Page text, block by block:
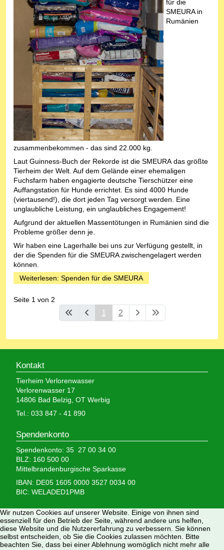
für die
SMEURA in
Rumänien
zusammenbekommen - das sind 22.000 kg.
Laut Guinness-Buch der Rekorde ist die SMEURA das größte
Tierheim der Welt. Auf dem Gelände einer ehemaligen
Fuchsfarm haben engagierte deutsche Tierschützer eine
Auffangstation für Hunde errichtet. Es sind 4000 Hunde
(viertausend!), die dort jeden Tag versorgt werden. Eine
unglaubliche Leistung, ein unglaubliches Engagement!
Aufgrund der aktuellen Massentötungen in Rumänien sind die
Probleme größer denn je.
Wir haben eine Lagerhalle bei uns zur Verfügung gestellt, in
der die Spenden für die SMEURA zwischengelagert werden
können.
Weiterlesen: Spenden für die SMEURA
Seite 1 von 2
1 2
Kontakt
Tierheim Verlorenwasser
Verlorenwasser 17
14806 Bad Belzig, OT Werbig
Tel.: 033 847 - 41 890
Spendenkonto
Spendenkonto: 35 27 00 34 00
BLZ: 160 500 00
Mittelbrandenburgische Sparkasse
IBAN: DE05 1605 0000 3527 0034 00
BIC: WELADED1PMB
Wir brauchen Ihre Hilfe,
denn wir erhalten keinerlei staatliche Hilfe, sondern
finanzieren das Tierheim aus Spenden und Erbschaften.
Wir nutzen Cookies auf unserer Website. Einige von ihnen sind
essenziell für den Betrieb der Seite, während andere uns helfen,
diese Website und die Nutzererfahrung zu verbessern. Sie können
selbst entscheiden, ob Sie die Cookies zulassen möchten. Bitte
beachten Sie, dass bei einer Ablehnung womöglich nicht mehr alle